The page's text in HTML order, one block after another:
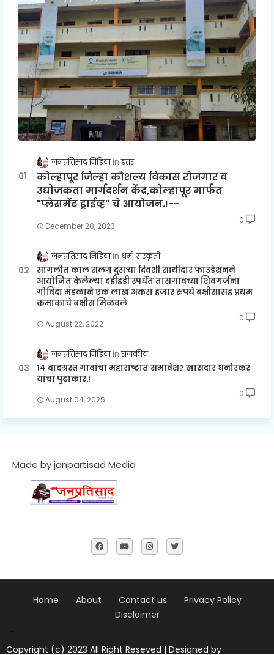
जनप्रतिसाद मिडिया इतर
कोल्हापूर जिल्हा कौशल्य विकास रोजगार व
उद्योजकता मार्गदर्शन केंद्र,कोल्हापूर मार्फत
"प्लेसमेंट ड्राईव्ह" चे आयोजन.!--
December 20, 2023
0
जनप्रतिसाद मिडिया धर्म-संस्कृती
सांगलीत काल सलग दुसऱ्या दिवशी साथीदार फाउंडेशनने
आयोजित केलेल्या दहीहंडी स्पर्धेत तासगावच्या शिवगर्जना
गोविंदा मंडळाने एक लाख अकरा हजार रुपये बक्षीसासह प्रथम
क्रमांकाचे बक्षीस मिळवले
August 22, 2022
0
जनप्रतिसाद मिडिया राजकीय.
१४ वादग्रस्त गावांचा महाराष्ट्रात समावेश? खासदार धनोरकर
यांचा पुढाकार.!
August 04, 2025
0
Made by janpartisad Media
Home About Contact us
Privacy Policy
Disclaimer
....
Copyright (c) 2023 All Right Reseved | Designed by